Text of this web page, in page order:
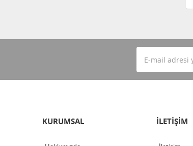
KURUMSAL İLETİŞİM